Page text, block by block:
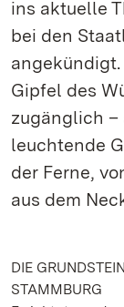
ins aktuelle
bei den
Gipfel des
zugänglich –
leuchtende
der Ferne,
aus dem
DIE
STAMMBURG